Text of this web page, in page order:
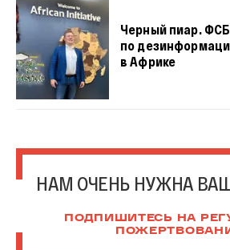
Черный пиар.
по
в Африке
НАМ ОЧЕНЬ НУЖНА
ПОДПИШИТЕСЬ НА